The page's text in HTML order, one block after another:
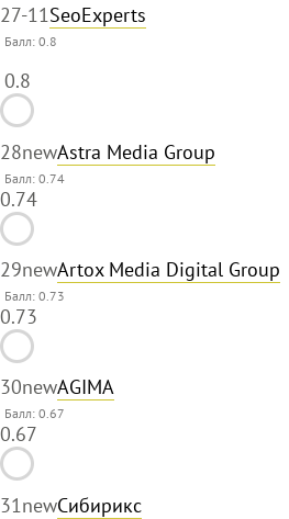
27-11SeoExperts
Балл:0.8
0.8
28newAstra Media Group
Балл: 0.74
0.74
29newArtox Media Digital Group
Балл: 0.73
0.73
30newAGIMA
Балл: 0.67
0.67
31newСибирикс